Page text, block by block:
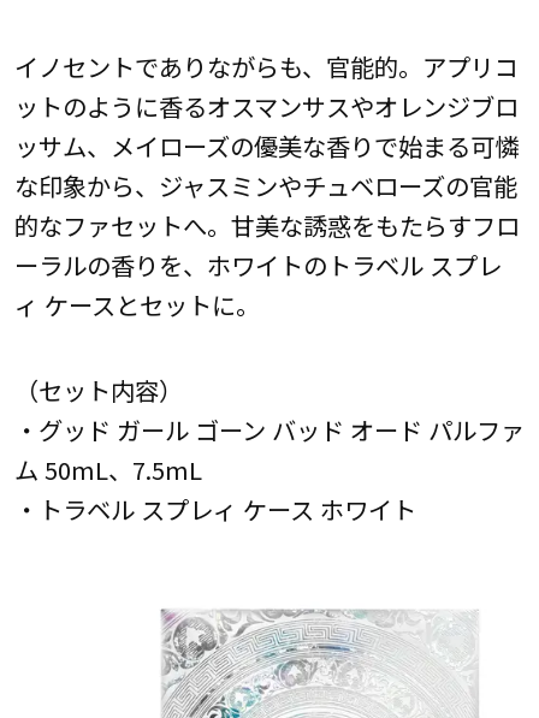
イノセントでありながらも、官能的。アプリコ
ットのように香るオスマンサスやオレンジブロ
ッサム、メイローズの優美な香りで始まる可憐
な印象から、ジャスミンやチュベローズの官能
的なファセットへ。甘美な誘惑をもたらすフロ
ーラルの香りを、ホワイトのトラベル スプレ
ィ ケースとセットに。
（セット内容）
・グッド ガール ゴーン バッド オード パルファ
ム 50mL、7.5mL
・トラベル スプレィ ケース ホワイト